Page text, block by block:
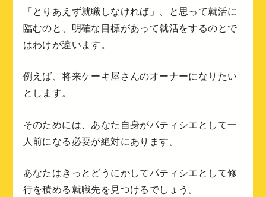
「とりあえず就職しなければ」、と思って就活に
臨むのと、明確な目標があって就活をするのとで
はわけが違います。
例えば、将来ケーキ屋さんのオーナーになりたい
とします。
そのためには、あなた自身がパティシエとして一
人前になる必要が絶対にあります。
あなたはきっとどうにかしてパティシエとして修
行を積める就職先を見つけるでしょう。